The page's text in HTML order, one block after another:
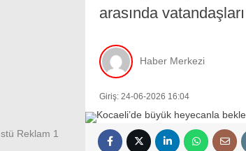
arasında
Haber Merkezi
Giriş: 24-06-2026 16:04